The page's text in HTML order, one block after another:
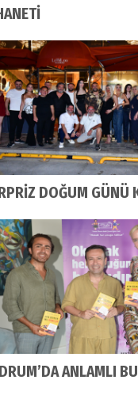
DOĞUM GÜNÜ
ANLAMLI